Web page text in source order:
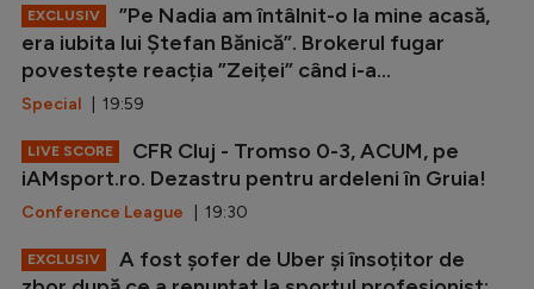
EXCLUSIV
”Pe Nadia am întâlnit-o la mine acasă,
era iubita lui Ștefan Bănică”. Brokerul fugar
povestește reacția ”Zeiței” când i-a...
Special | 19:59
LIVE SCORE
CFR Cluj - Tromso 0-3, ACUM, pe
iAMsport.ro. Dezastru pentru ardeleni în Gruia!
Conference League | 19:30
EXCLUSIV
A fost șofer de Uber și însoțitor de